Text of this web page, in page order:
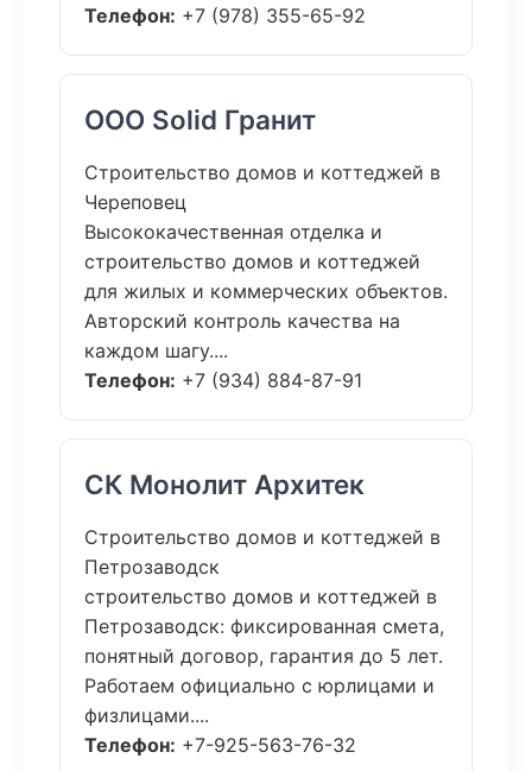
Телефон: +7 (978) 355-65-92
ООО Solid Гранит
Строительство домов и коттеджей в
Череповец
Высококачественная отделка и
строительство домов и коттеджей
для жилых и коммерческих объектов.
Авторский контроль качества на
каждом шагу....
Телефон: +7 (934) 884-87-91
СК Монолит Архитек
Строительство домов и коттеджей в
Петрозаводск
строительство домов и коттеджей в
Петрозаводск: фиксированная смета,
понятный договор, гарантия до 5 лет.
Работаем официально с юрлицами и
физлицами....
Телефон: +7-925-563-76-32